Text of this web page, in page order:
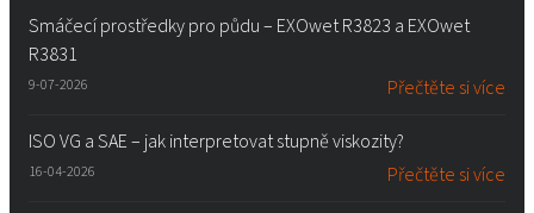
Smáčecí prostředky pro půdu – EXOwet R3823 a EXOwet
R3831
9-07-2026 Přečtěte si více
ISO VG a SAE – jak interpretovat stupně viskozity?
16-04-2026 Přečtěte si více